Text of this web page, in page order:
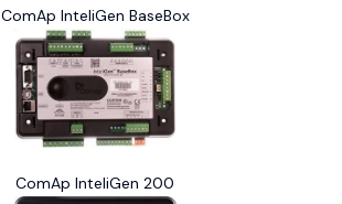
ComAp InteliGen BaseBox
ComAp InteliGen 200